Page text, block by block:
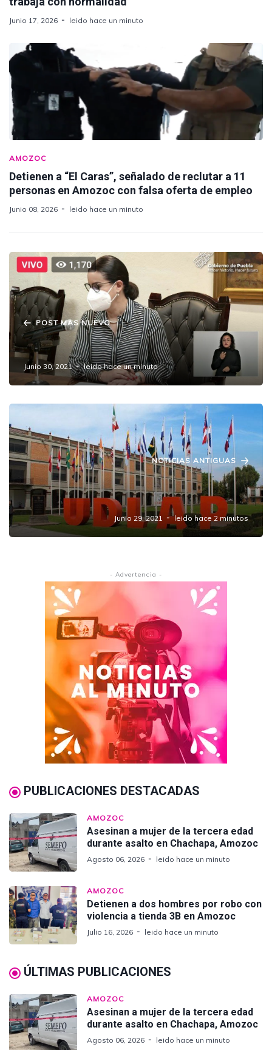
Junio 17, 2026 leido hace un minuto
AMOZOC
Detienen a “El Caras”, señalado de reclutar a 11
personas en Amozoc con falsa oferta de empleo
Junio 08, 2026 leido hace un minuto
POST MAS NUEVO
(Untitled)
Junio 30, 2021 leido hace un minuto
NOTICIAS ANTIGUAS
Policías toman las instalaciones de la
Universidad de las Américas Puebla
Junio 29, 2021 leido hace 2 minutos
- Advertencia -
PUBLICACIONES DESTACADAS
AMOZOC
Asesinan a mujer de la tercera edad
durante asalto en Chachapa, Amozoc
Agosto 06, 2026 leido hace un minuto
AMOZOC
Detienen a dos hombres por robo con
violencia a tienda 3B en Amozoc
Julio 16, 2026 leido hace un minuto
ÚLTIMAS PUBLICACIONES
AMOZOC
Asesinan a mujer de la tercera edad
durante asalto en Chachapa, Amozoc
Agosto 06, 2026 leido hace un minuto